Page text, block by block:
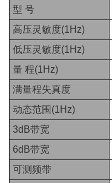
型 号
高压灵敏度(1Hz)
低压灵敏度(1Hz)
量 程(1Hz)
满量程失真度
动态范围(1Hz)
3dB带宽
6dB带宽
可测频带